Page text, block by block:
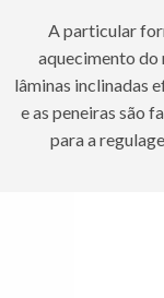
A particular
aquecimento do
lâminas inclinadas
e as peneiras são
para a